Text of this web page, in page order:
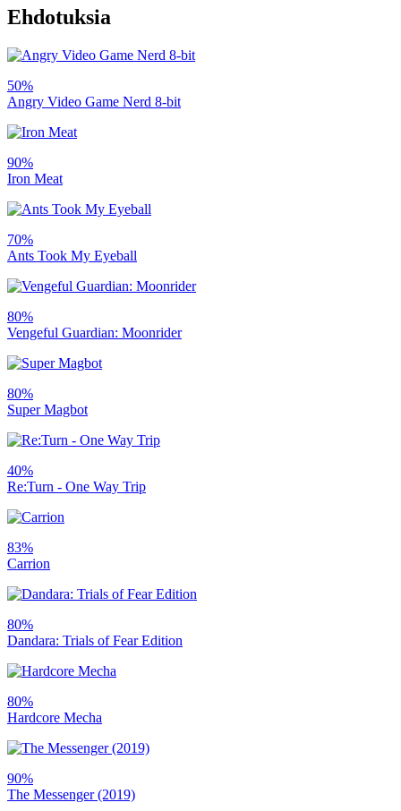
Ehdotuksia
50%
Angry Video Game Nerd 8-bit
90%
Iron Meat
70%
Ants Took My Eyeball
80%
Vengeful Guardian: Moonrider
80%
Super Magbot
40%
Re:Turn - One Way Trip
83%
Carrion
80%
Dandara: Trials of Fear Edition
80%
Hardcore Mecha
90%
The Messenger (2019)